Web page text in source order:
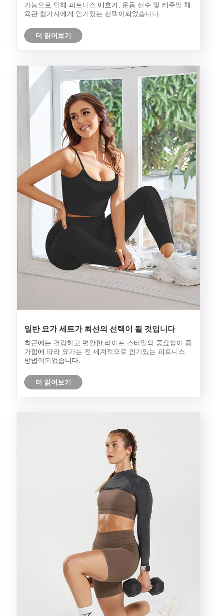
기능으로 인해 피트니스 애호가, 운동 선수 및 캐주얼 체
육관 참가자에게 인기있는 선택이되었습니다.
더 읽어보기
일반 요가 세트가 최선의 선택이 될 것입니다
최근에는 건강하고 편안한 라이프 스타일의 중요성이 증
가함에 따라 요가는 전 세계적으로 인기있는 피트니스
방법이되었습니다.
더 읽어보기